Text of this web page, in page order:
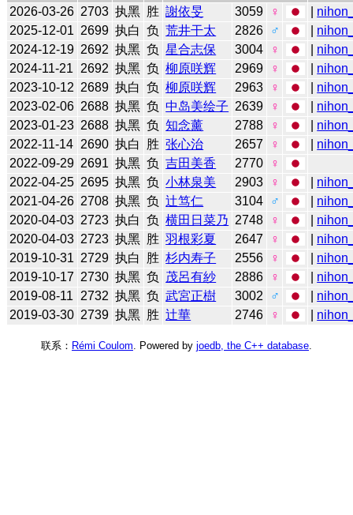
2026-03-26 2703 执黑 胜 謝依旻 3059 ♀
2025-12-01 2699 执白 负 荒井干太 2826 ♂
2024-12-19 2692 执黑 负 星合志保 3004 ♀
2024-11-21
2692 执黑 负 柳原咲辉 2969 ♀
2023-10-12 2689 执白 负 柳原咲辉 2963 ♀
2023-02-06 2688 执黑 负 中岛美绘子 2639 ♀
2023-01-23 2688 执黑 负 知念薰 2788 ♀
2022-11-14 2690 执白 胜 张心治 2657 ♀
2022-09-29 2691 执黑 负 吉田美香 2770
♀
2022-04-25 2695 执黑 负 小林泉美 2903 ♀
2021-04-26 2708 执黑 负 辻笃仁 3104 ♂
2020-04-03 2723 执白 负 横田日菜乃 2748 ♀
2020-04-03 2723 执黑 胜 羽根彩夏 2647 ♀
2019-10-31 2729 执白 胜 杉内寿子 2556 ♀
2019-10-17 2730 执黑 负 茂呂有紗 2886 ♀
2019-08-11
2732 执黑 负 武宮正樹 3002 ♂
2019-03-30 2739 执黑 胜 辻華 2746 ♀
联系： Rémi Coulom . Powered by joedb, the C++ database